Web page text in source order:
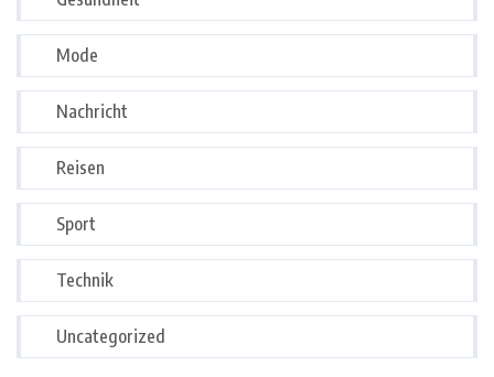
Mode
Nachricht
Reisen
Sport
Technik
Uncategorized